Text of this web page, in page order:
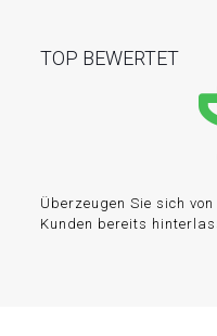
TOP BEWERTET
Überzeugen Sie sich
Kunden bereits